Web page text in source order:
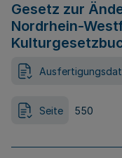
Gesetz zur
Nordrhein-
Seite 550